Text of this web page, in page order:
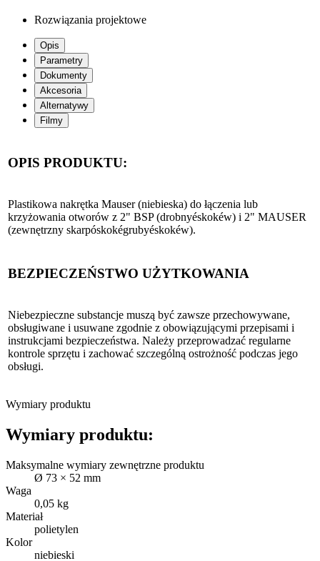
Rozwiązania projektowe
Opis
Parametry
Dokumenty
Akcesoria
Alternatywy
Filmy
OPIS PRODUKTU:
Plastikowa nakrętka Mauser (niebieska) do łączenia lub
krzyżowania otworów z 2" BSP (drobnyéskokéw) i 2" MAUSER
(zewnętrzny skarpóskokégrubyéskokéw).
BEZPIECZEŃSTWO UŻYTKOWANIA
Niebezpieczne substancje muszą być zawsze przechowywane,
obsługiwane i usuwane zgodnie z obowiązującymi przepisami i
instrukcjami bezpieczeństwa. Należy przeprowadzać regularne
kontrole sprzętu i zachować szczególną ostrożność podczas jego
obsługi.
Wymiary produktu
Wymiary produktu:
Maksymalne wymiary zewnętrzne produktu
Ø 73 × 52 mm
Waga
0,05 kg
Materiał
polietylen
Kolor
niebieski